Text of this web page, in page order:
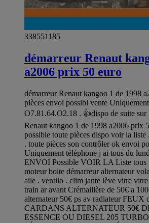
338551185
démarreur Renaut
a2006 prix 50 euro
démarreur Renaut kangoo 1 de 1998
pièces envoi possibl vente
O7.81.64.O2.18 . 👍dispo de suite
Renaut kangoo 1 de 1998 a2006 prix
possible toute pièces dispo voir la
. toute pièces son contrôler ok envoi
Uniquement téléphone j ai tous du
ENVOI Possible VOIR LA Liste tous
moteur boite démarreur alternateur
aile . ventilo . clim jante lève vitre
train ar avant Crémaillère de 50€ a
alternateur 50€ ps av radiateur FEUX
CARDANS ALTERNATEUR 50€
ESSENCE OU DIESEL 205